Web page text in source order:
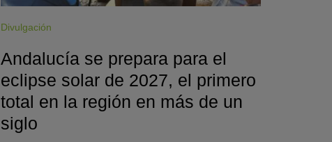
Divulgación
Andalucía se prepara para el
eclipse solar de 2027, el primero
total en la región en más de un
siglo